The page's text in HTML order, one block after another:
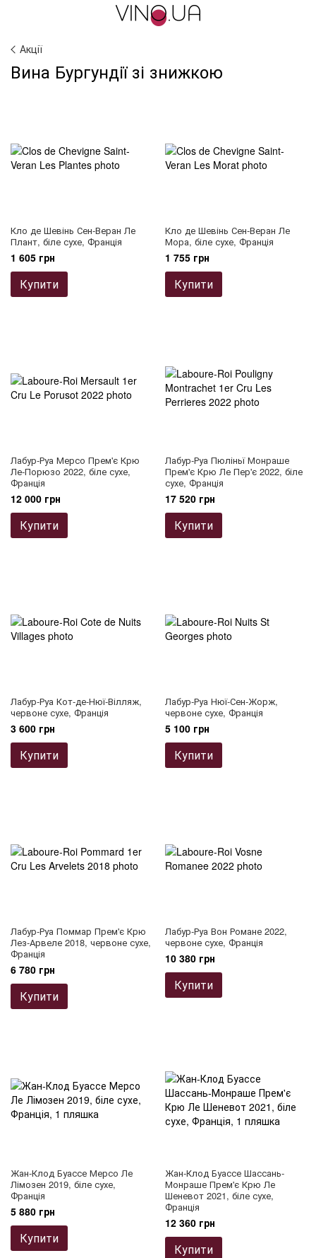
Акції
Вина Бургундії зі знижкою
Кло де Шевінь Сен-Веран Ле
Плант, біле сухе, Франція
1 605 грн
Купити
Кло де Шевінь Сен-Веран Ле
Мора, біле сухе, Франція
1 755 грн
Купити
Лабур-Руа Мерсо Прем'є Крю
Ле-Порюзо 2022, біле сухе,
Франція
12 000 грн
Купити
Лабур-Руа Пюліньї Монраше
Прем'є Крю Ле Пер'є 2022, біле
сухе, Франція
17 520 грн
Купити
Лабур-Руа Кот-де-Нюї-Вілляж,
червоне сухе, Франція
3 600 грн
Купити
Лабур-Руа Нюї-Сен-Жорж,
червоне сухе, Франція
5 100 грн
Купити
Лабур-Руа Поммар Прем'є Крю
Лез-Арвеле 2018, червоне сухе,
Франція
6 780 грн
Купити
Лабур-Руа Вон Романе 2022,
червоне сухе, Франція
10 380 грн
Купити
Жан-Клод Буассе Мерсо Ле
Лімозен 2019, біле сухе,
Франція
5 880 грн
Купити
Жан-Клод Буассе Шассань-
Монраше Прем'є Крю Ле
Шеневот 2021, біле сухе,
Франція
12 360 грн
Купити